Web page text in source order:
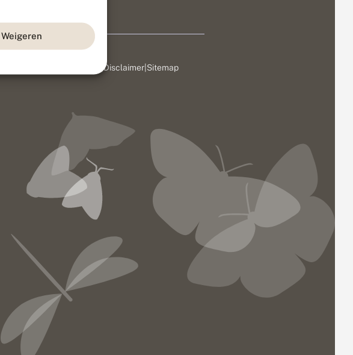
Weigeren
Disclaimer Sitemap